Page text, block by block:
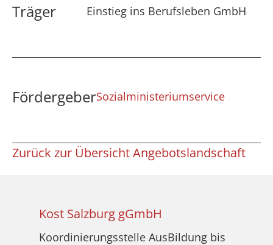
Träger Einstieg ins Berufsleben GmbH
FördergeberSozialministeriumservice
Zurück zur Übersicht Angebotslandschaft
Kost Salzburg gGmbH
Koordinierungsstelle AusBildung bis